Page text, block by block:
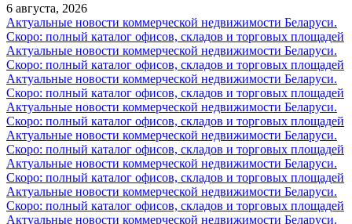
6 августа, 2026
Актуальные новости коммерческой недвижимости Беларуси.
Скоро: полный каталог офисов, складов и торговых площадей
Актуальные новости коммерческой недвижимости Беларуси.
Скоро: полный каталог офисов, складов и торговых площадей
Актуальные новости коммерческой недвижимости Беларуси.
Скоро: полный каталог офисов, складов и торговых площадей
Актуальные новости коммерческой недвижимости Беларуси.
Скоро: полный каталог офисов, складов и торговых площадей
Актуальные новости коммерческой недвижимости Беларуси.
Скоро: полный каталог офисов, складов и торговых площадей
Актуальные новости коммерческой недвижимости Беларуси.
Скоро: полный каталог офисов, складов и торговых площадей
Актуальные новости коммерческой недвижимости Беларуси.
Скоро: полный каталог офисов, складов и торговых площадей
Актуальные новости коммерческой недвижимости Беларуси.